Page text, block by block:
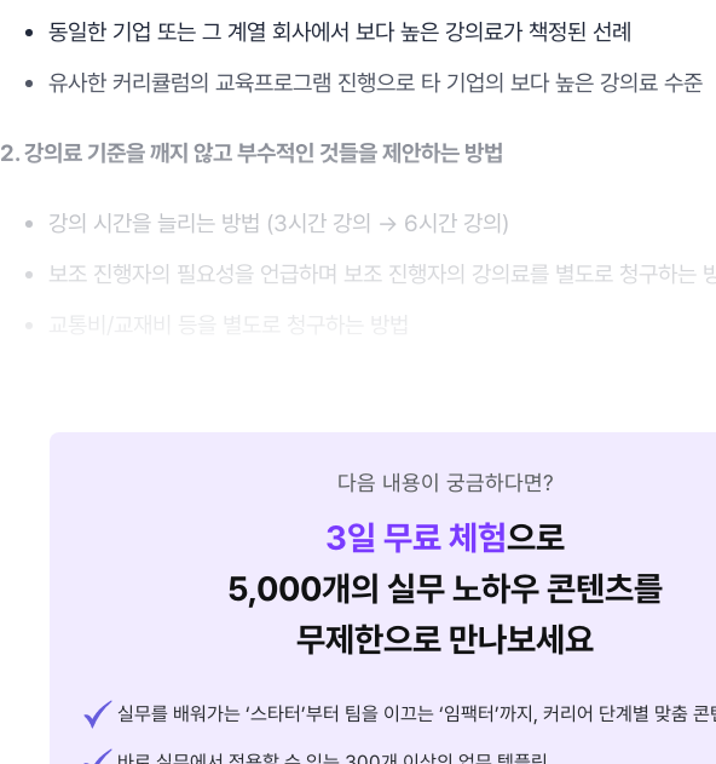
동일한 기업 또는 그 계열 회사에서 보다 높은 강의료가 책정된 선례
유사한 커리큘럼의 교육프로그램 진행으로 타 기업의 보다 높은 강의료 수준
2. 강의료 기준을 깨지 않고 부수적인 것들을 제안하는 방법
강의 시간을 늘리는 방법 (3시간 강의 → 6시간 강의)
보조 진행자의 필요성을 언급하며 보조 진행자의 강의료를 별도로 청구하는
교통비/교재비 등을 별도로 청구하는 방법
다음 내용이 궁금하다면?
3일 무료 체험으로
5,000개의 실무 노하우 콘텐츠를
무제한으로 만나보세요
실무를 배워가는 ‘스타터’부터 팀을 이끄는 ‘임팩터’까지, 커리어 단계별 맞춤